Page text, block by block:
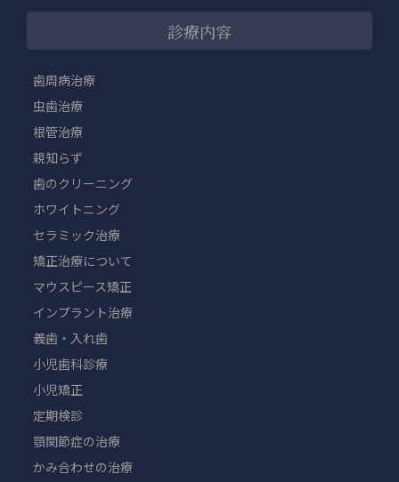
診療内容
歯周病治療
虫歯治療
根管治療
親知らず
歯のクリーニング
ホワイトニング
セラミック治療
矯正治療について
マウスピース矯正
インプラント治療
義歯・入れ歯
小児歯科診療
小児矯正
定期検診
顎関節症の治療
かみ合わせの治療